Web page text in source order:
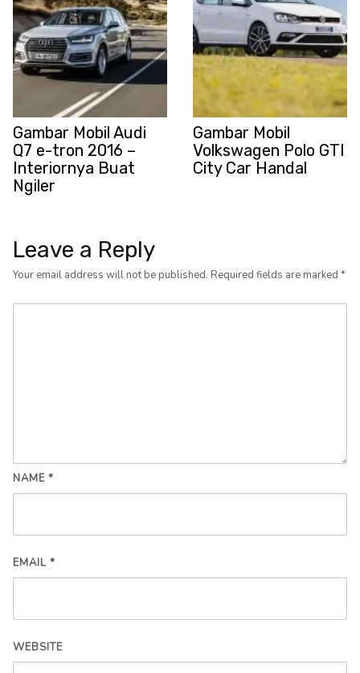
Gambar Mobil Audi
Q7 e-tron 2016 –
Interiornya Buat
Ngiler
Gambar Mobil
Volkswagen Polo GTI
City Car Handal
Leave a Reply
Your email address will not be published. Required fields are marked *
NAME *
EMAIL *
WEBSITE